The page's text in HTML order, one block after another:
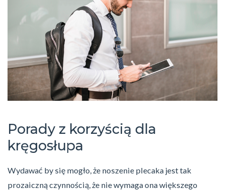
Porady z korzyścią dla
kręgosłupa
Wydawać by się mogło, że noszenie plecaka jest tak
prozaiczną czynnością, że nie wymaga ona większego